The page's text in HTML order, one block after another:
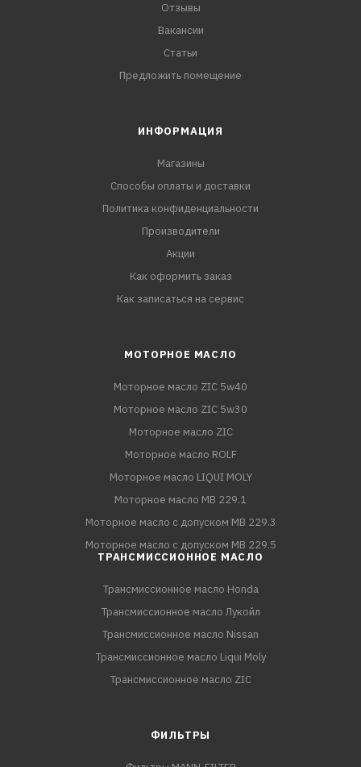
Отзывы
Вакансии
Статьи
Предложить помещение
ИНФОРМАЦИЯ
Магазины
Способы оплаты и доставки
Политика конфиденциальности
Производители
Акции
Как оформить заказ
Как записаться на сервис
МОТОРНОЕ МАСЛО
Моторное масло ZIC 5w40
Моторное масло ZIC 5w30
Моторное масло ZIC
Моторное масло ROLF
Моторное масло LIQUI MOLY
Моторное масло MB 229.1
Моторное масло с допуском MB 229.3
Моторное масло с допуском MB 229.5
ТРАНСМИССИОННОЕ МАСЛО
Трансмиссионное масло Honda
Трансмиссионное масло Лукойл
Трансмиссионное масло Nissan
Трансмиссионное масло Liqui Moly
Трансмиссионное масло ZIC
ФИЛЬТРЫ